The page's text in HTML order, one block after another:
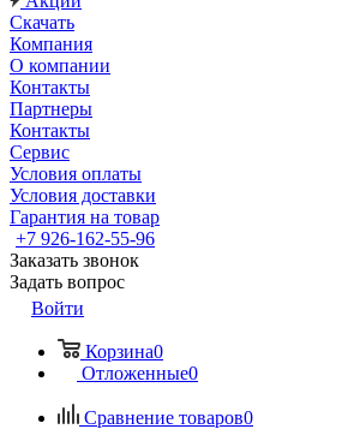
Скачать
Компания
О компании
Контакты
Партнеры
Контакты
Сервис
Условия оплаты
Условия доставки
Гарантия на товар
+7 926-162-55-96
Заказать звонок
Задать вопрос
Войти
Корзина0
Отложенные0
Сравнение товаров0